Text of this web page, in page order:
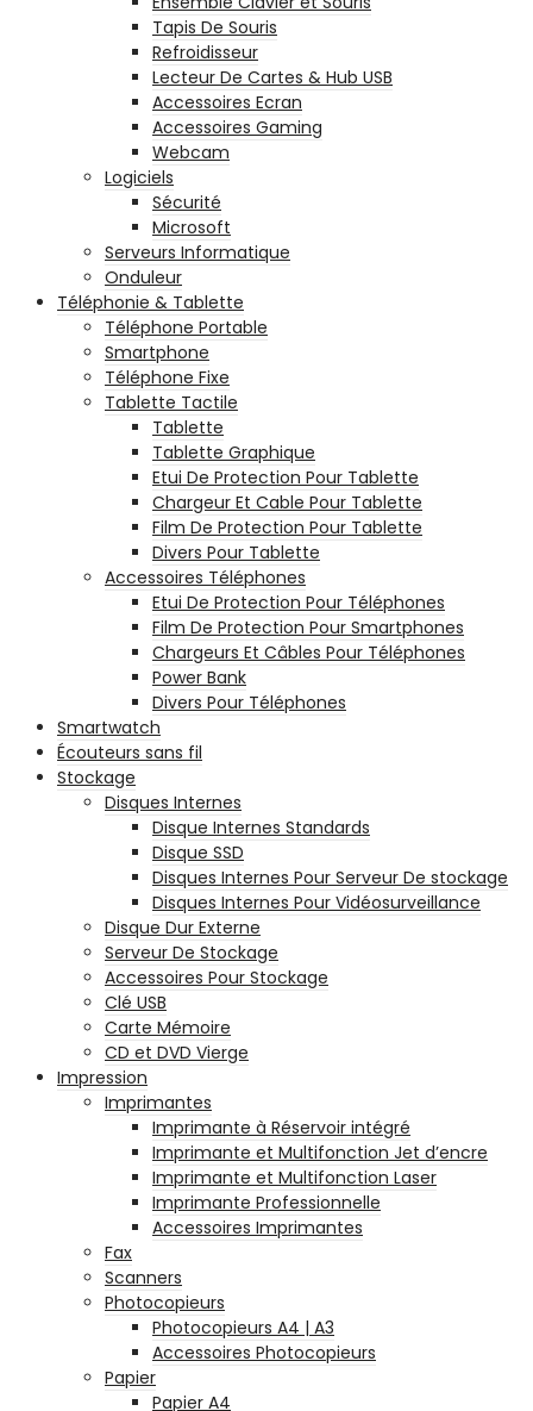
Tapis De Souris
Refroidisseur
Lecteur De Cartes & Hub USB
Accessoires Ecran
Accessoires Gaming
Webcam
Logiciels
Sécurité
Microsoft
Serveurs Informatique
Onduleur
Téléphonie & Tablette
Téléphone Portable
Smartphone
Téléphone Fixe
Tablette Tactile
Tablette
Tablette Graphique
Etui De Protection Pour Tablette
Chargeur Et Cable Pour Tablette
Film De Protection Pour Tablette
Divers Pour Tablette
Accessoires Téléphones
Etui De Protection Pour Téléphones
Film De Protection Pour Smartphones
Chargeurs Et Câbles Pour Téléphones
Power Bank
Divers Pour Téléphones
Smartwatch
Écouteurs sans fil
Stockage
Disques Internes
Disque Internes Standards
Disque SSD
Disques Internes Pour Serveur De stockage
Disques Internes Pour Vidéosurveillance
Disque Dur Externe
Serveur De Stockage
Accessoires Pour Stockage
Clé USB
Carte Mémoire
CD et DVD Vierge
Impression
Imprimantes
Imprimante à Réservoir intégré
Imprimante et Multifonction Jet d’encre
Imprimante et Multifonction Laser
Imprimante Professionnelle
Accessoires Imprimantes
Fax
Scanners
Photocopieurs
Photocopieurs A4 | A3
Accessoires Photocopieurs
Papier
Papier A4